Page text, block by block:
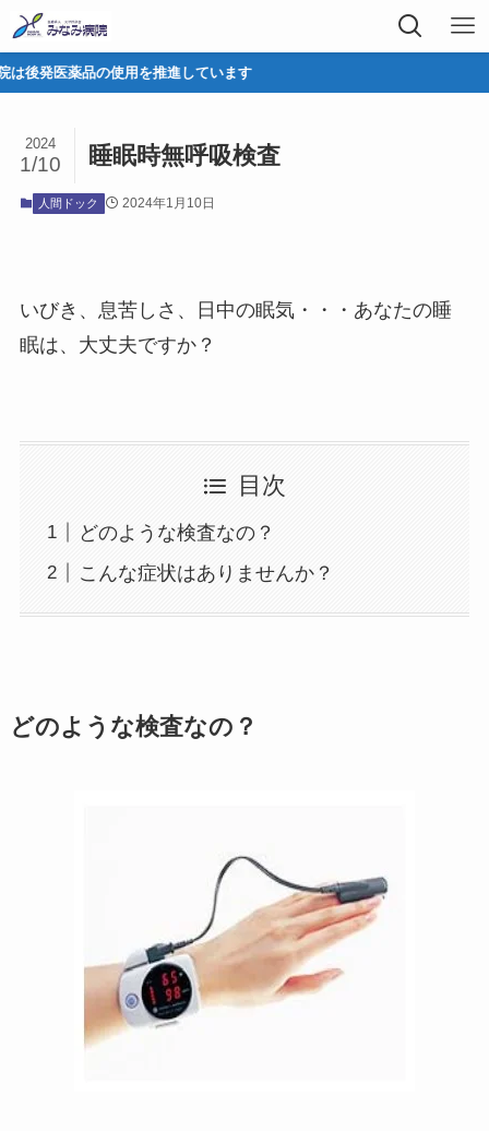
発医薬品の使用を推進しています
睡眠時無呼吸検査
2024
1/10
人間ドック 2024年1月10日
いびき、息苦しさ、日中の眠気・・・あなたの睡
眠は、大丈夫ですか？
目次
どのような検査なの？
こんな症状はありませんか？
どのような検査なの？